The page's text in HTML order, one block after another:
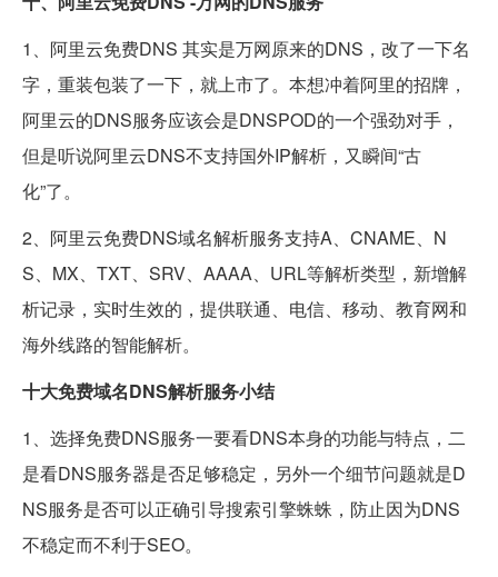
1、阿里云免费DNS 其实是万网原来的DNS，改了一下名
字，重装包装了一下，就上市了。本想冲着阿里的招牌，
阿里云的DNS服务应该会是DNSPOD的一个强劲对手，
但是听说阿里云DNS不支持国外IP解析，又瞬间“古
化”了。
2、阿里云免费DNS域名解析服务支持A、CNAME、N
S、MX、TXT、SRV、AAAA、URL等解析类型，新增解
析记录，实时生效的，提供联通、电信、移动、教育网和
海外线路的智能解析。
十大免费域名DNS解析服务小结
1、选择免费DNS服务一要看DNS本身的功能与特点，二
是看DNS服务器是否足够稳定，另外一个细节问题就是D
NS服务是否可以正确引导搜索引擎蛛蛛，防止因为DNS
不稳定而不利于SEO。